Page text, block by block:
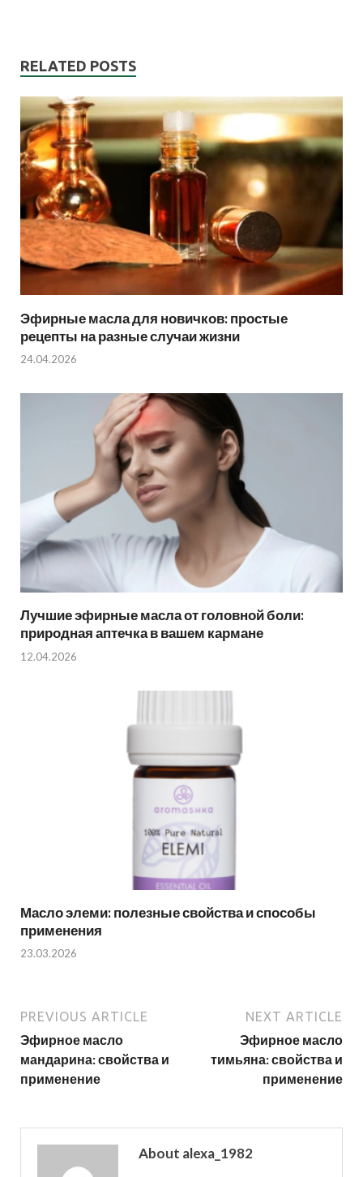
RELATED POSTS
Эфирные масла для новичков: простые
рецепты на разные случаи жизни
24.04.2026
Лучшие эфирные масла от головной боли:
природная аптечка в вашем кармане
12.04.2026
Масло элеми: полезные свойства и способы
применения
23.03.2026
PREVIOUS ARTICLE
Эфирное масло
мандарина: свойства и
применение
NEXT ARTICLE
Эфирное масло
тимьяна: свойства и
применение
About alexa_1982